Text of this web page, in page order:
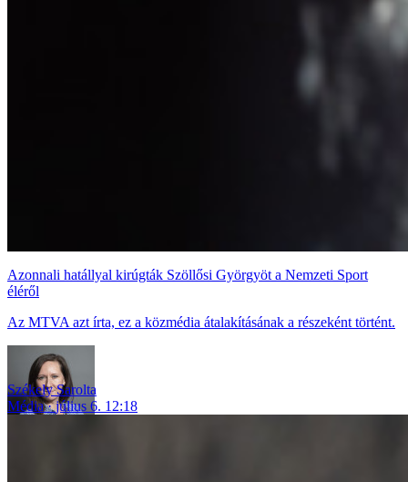
Azonnali hatállyal kirúgták Szöllősi Györgyöt a Nemzeti Sport
éléről
Az MTVA azt írta, ez a közmédia átalakításának a részeként történt.
Székely Sarolta
Média
július 6. 12:18